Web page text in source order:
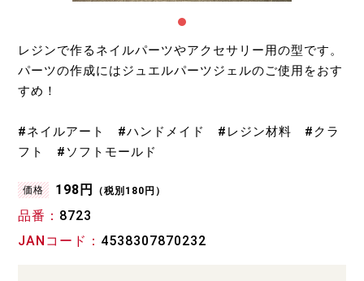
レジンで作るネイルパーツやアクセサリー用の型です。
パーツの作成にはジュエルパーツジェルのご使用をおす
すめ！
#ネイルアート #ハンドメイド #レジン材料 #クラ
フト #ソフトモールド
価格 198円 （税別180円）
品番
8723
JANコード
4538307870232